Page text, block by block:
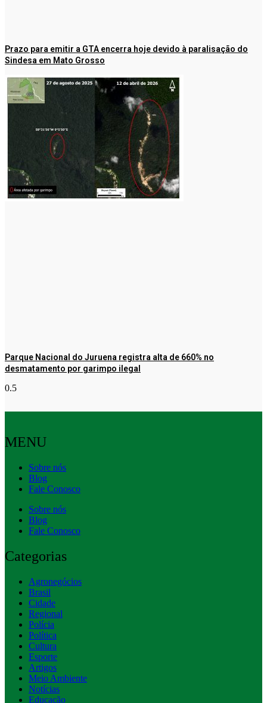
Prazo para emitir a GTA encerra hoje devido à paralisação do
Sindesa em Mato Grosso
Parque Nacional do Juruena registra alta de 660% no
desmatamento por garimpo ilegal
MENU
Sobre nós
Blog
Fale Conosco
Sobre nós
Blog
Fale Conosco
Categorias
Agronegócios
Brasil
Cidade
Regional
Polícia
Política
Cultura
Esporte
Artigos
Meio Ambiente
Notícias
Educação